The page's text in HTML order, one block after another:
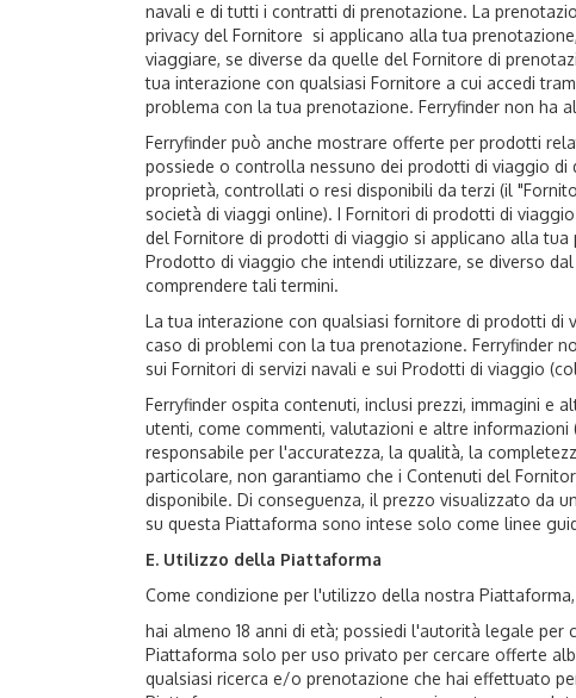
navali e di tutti i contratti di prenotazione. La
privacy del Fornitore si applicano alla tua
viaggiare, se diverse da quelle del Fornitore di
tua interazione con qualsiasi Fornitore a cui accedi
problema con la tua prenotazione. Ferryfinder non ha
Ferryfinder può anche mostrare offerte per prodotti
possiede o controlla nessuno dei prodotti di viaggio
proprietà, controllati o resi disponibili da terzi (il
società di viaggi online). I Fornitori di prodotti di
del Fornitore di prodotti di viaggio si applicano alla
Prodotto di viaggio che intendi utilizzare, se diverso
comprendere tali termini.
La tua interazione con qualsiasi fornitore di prodotti di
caso di problemi con la tua prenotazione. Ferryfinder
sui Fornitori di servizi navali e sui Prodotti di viaggio
Ferryfinder ospita contenuti, inclusi prezzi, immagini e
utenti, come commenti, valutazioni e altre
responsabile per l'accuratezza, la qualità, la
particolare, non garantiamo che i Contenuti del
disponibile. Di conseguenza, il prezzo visualizzato da
su questa Piattaforma sono intese solo come linee
E. Utilizzo della Piattaforma
Come condizione per l'utilizzo della nostra
hai almeno 18 anni di età; possiedi l'autorità legale
Piattaforma solo per uso privato per cercare offerte
qualsiasi ricerca e/o prenotazione che hai effettuato